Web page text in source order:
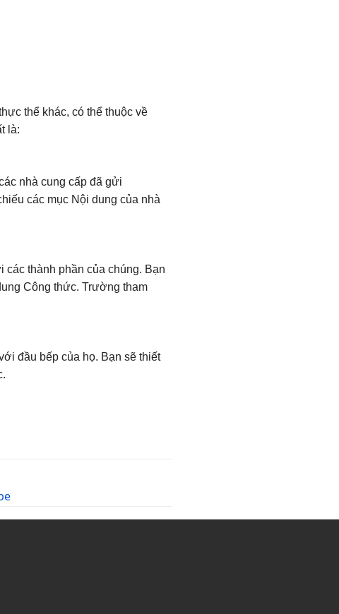
thể khác, có thể thuộc về
là:
nhà cung cấp đã gửi
các mục Nội dung của nhà
các thành phần của chúng. Bạn
Công thức. Trường tham
đầu bếp của họ. Bạn sẽ thiết